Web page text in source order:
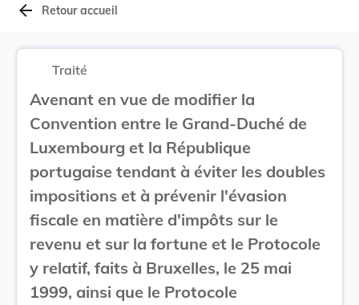
arrow_back Retour accueil
Traité
Avenant en vue de modifier la
Convention entre le Grand-Duché de
Luxembourg et la République
portugaise tendant à éviter les doubles
impositions et à prévenir l'évasion
fiscale en matière d'impôts sur le
revenu et sur la fortune et le Protocole
y relatif, faits à Bruxelles, le 25 mai
1999, ainsi que le Protocole